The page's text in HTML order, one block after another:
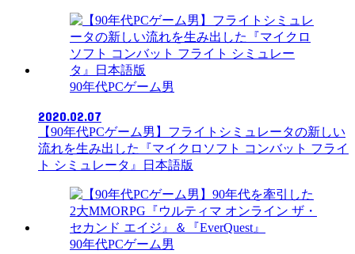
90年代PCゲーム男
2020.02.07
【90年代PCゲーム男】フライトシミュレータの新しい
流れを生み出した『マイクロソフト コンバット フライ
ト シミュレータ』日本語版
90年代PCゲーム男